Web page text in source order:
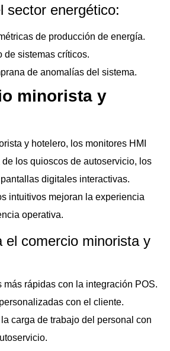
sector energético:
de producción de energía.
de sistemas críticos.
de anomalías del sistema.
minorista y
y hotelero, los monitores HMI
los quioscos de autoservicio, los
digitales interactivas.
intuitivos mejoran la experiencia
operativa.
el comercio minorista y
más rápidas con la integración POS.
con el cliente.
carga de trabajo del personal con